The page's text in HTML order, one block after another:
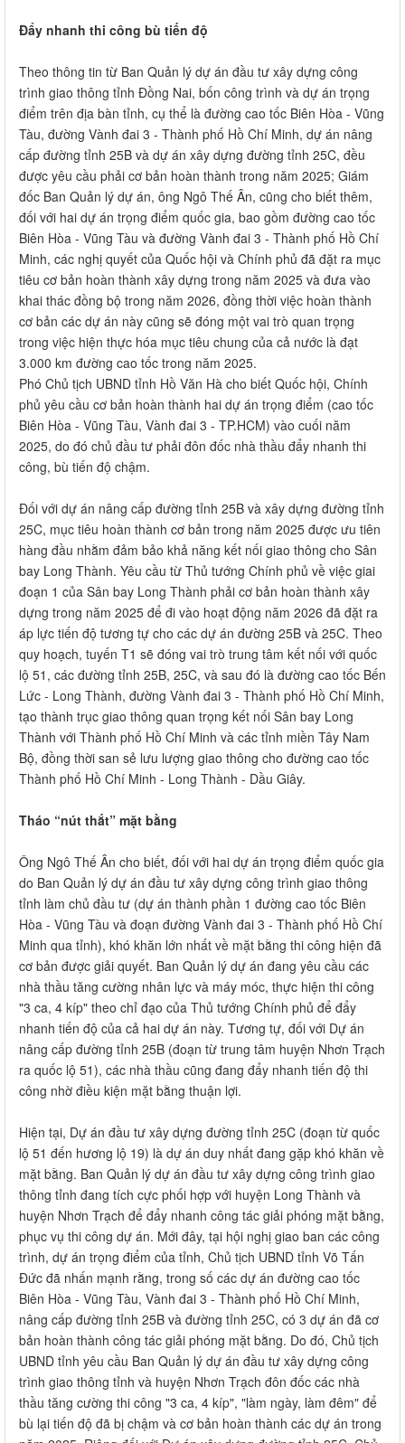
Đẩy nhanh thi công bù tiến độ
Theo thông tin từ Ban Quản lý dự án đầu tư xây dựng công
trình giao thông tỉnh Đồng Nai, bốn công trình và dự án trọng
điểm trên địa bàn tỉnh, cụ thể là đường cao tốc Biên Hòa - Vũng
Tàu, đường Vành đai 3 - Thành phố Hồ Chí Minh, dự án nâng
cấp đường tỉnh 25B và dự án xây dựng đường tỉnh 25C, đều
được yêu cầu phải cơ bản hoàn thành trong năm 2025; Giám
đốc Ban Quản lý dự án, ông Ngô Thế Ân, cũng cho biết thêm,
đối với hai dự án trọng điểm quốc gia, bao gồm đường cao tốc
Biên Hòa - Vũng Tàu và đường Vành đai 3 - Thành phố Hồ Chí
Minh, các nghị quyết của Quốc hội và Chính phủ đã đặt ra mục
tiêu cơ bản hoàn thành xây dựng trong năm 2025 và đưa vào
khai thác đồng bộ trong năm 2026, đồng thời việc hoàn thành
cơ bản các dự án này cũng sẽ đóng một vai trò quan trọng
trong việc hiện thực hóa mục tiêu chung của cả nước là đạt
3.000 km đường cao tốc trong năm 2025.
Phó Chủ tịch UBND tỉnh Hồ Văn Hà cho biết Quốc hội, Chính
phủ yêu cầu cơ bản hoàn thành hai dự án trọng điểm (cao tốc
Biên Hòa - Vũng Tàu, Vành đai 3 - TP.HCM) vào cuối năm
2025, do đó chủ đầu tư phải đôn đốc nhà thầu đẩy nhanh thi
công, bù tiến độ chậm.
Đối với dự án nâng cấp đường tỉnh 25B và xây dựng đường tỉnh
25C, mục tiêu hoàn thành cơ bản trong năm 2025 được ưu tiên
hàng đầu nhằm đảm bảo khả năng kết nối giao thông cho Sân
bay Long Thành. Yêu cầu từ Thủ tướng Chính phủ về việc giai
đoạn 1 của Sân bay Long Thành phải cơ bản hoàn thành xây
dựng trong năm 2025 để đi vào hoạt động năm 2026 đã đặt ra
áp lực tiến độ tương tự cho các dự án đường 25B và 25C. Theo
quy hoạch, tuyến T1 sẽ đóng vai trò trung tâm kết nối với quốc
lộ 51, các đường tỉnh 25B, 25C, và sau đó là đường cao tốc Bến
Lức - Long Thành, đường Vành đai 3 - Thành phố Hồ Chí Minh,
tạo thành trục giao thông quan trọng kết nối Sân bay Long
Thành với Thành phố Hồ Chí Minh và các tỉnh miền Tây Nam
Bộ, đồng thời san sẻ lưu lượng giao thông cho đường cao tốc
Thành phố Hồ Chí Minh - Long Thành - Dầu Giây.
Tháo “nút thắt” mặt bằng
Ông Ngô Thế Ân cho biết, đối với hai dự án trọng điểm quốc gia
do Ban Quản lý dự án đầu tư xây dựng công trình giao thông
tỉnh làm chủ đầu tư (dự án thành phần 1 đường cao tốc Biên
Hòa - Vũng Tàu và đoạn đường Vành đai 3 - Thành phố Hồ Chí
Minh qua tỉnh), khó khăn lớn nhất về mặt bằng thi công hiện đã
cơ bản được giải quyết. Ban Quản lý dự án đang yêu cầu các
nhà thầu tăng cường nhân lực và máy móc, thực hiện thi công
"3 ca, 4 kíp" theo chỉ đạo của Thủ tướng Chính phủ để đẩy
nhanh tiến độ của cả hai dự án này. Tương tự, đối với Dự án
nâng cấp đường tỉnh 25B (đoạn từ trung tâm huyện Nhơn Trạch
ra quốc lộ 51), các nhà thầu cũng đang đẩy nhanh tiến độ thi
công nhờ điều kiện mặt bằng thuận lợi.
Hiện tại, Dự án đầu tư xây dựng đường tỉnh 25C (đoạn từ quốc
lộ 51 đến hương lộ 19) là dự án duy nhất đang gặp khó khăn về
mặt bằng. Ban Quản lý dự án đầu tư xây dựng công trình giao
thông tỉnh đang tích cực phối hợp với huyện Long Thành và
huyện Nhơn Trạch để đẩy nhanh công tác giải phóng mặt bằng,
phục vụ thi công dự án. Mới đây, tại hội nghị giao ban các công
trình, dự án trọng điểm của tỉnh, Chủ tịch UBND tỉnh Võ Tấn
Đức đã nhấn mạnh rằng, trong số các dự án đường cao tốc
Biên Hòa - Vũng Tàu, Vành đai 3 - Thành phố Hồ Chí Minh,
nâng cấp đường tỉnh 25B và đường tỉnh 25C, có 3 dự án đã cơ
bản hoàn thành công tác giải phóng mặt bằng. Do đó, Chủ tịch
UBND tỉnh yêu cầu Ban Quản lý dự án đầu tư xây dựng công
trình giao thông tỉnh và huyện Nhơn Trạch đôn đốc các nhà
thầu tăng cường thi công "3 ca, 4 kíp", "làm ngày, làm đêm" để
bù lại tiến độ đã bị chậm và cơ bản hoàn thành các dự án trong